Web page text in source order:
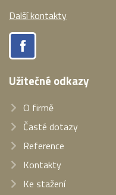
Další kontakty
Užitečné odkazy
O firmě
Časté dotazy
Reference
Kontakty
Ke stažení